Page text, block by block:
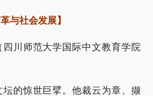
与社会发展】
四川师范大学国际中文教育学院
坛的惊世巨擘。他裁云为章、撷